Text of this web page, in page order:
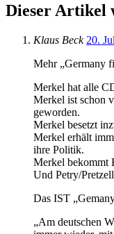
Dieser Artikel
Klaus Beck 20.
Mehr „Germany
Merkel hat alle
Merkel ist schon
geworden.
Merkel besetzt
Merkel erhält
ihre Politik.
Merkel bekommt
Und Petry/
Das IST
„Am deutschen